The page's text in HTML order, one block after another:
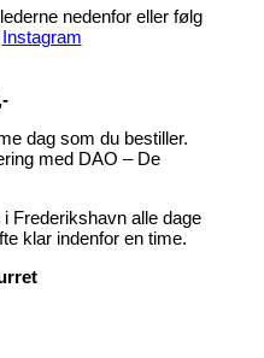
nedenfor eller følg
Instagram
dag som du bestiller.
med DAO – De
Frederikshavn alle dage
klar indenfor en time.